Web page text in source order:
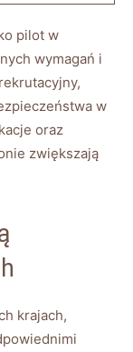
pilot w
wymagań i
w
oraz
zwiększają
krajach,